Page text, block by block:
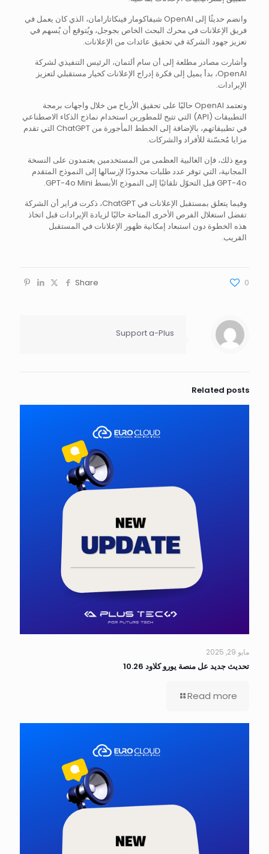
وانضم حديثًا إلى OpenAI شيفاكومار فينكاتارامان، الذي كان يعمل في
فريق الإعلانات في محرك البحث الخاص بجوجل، ويُتوقع أن يُسهم في
تعزيز جهود الشركة في تحقيق عائدات من الإعلانات.
وأشارت مصادر مطلعة إلى أن سام ألتمان، الرئيس التنفيذي لشركة
OpenAI، بدأ يميل إلى فكرة إدراج الإعلانات كخيار مستقبلي لتعزيز
الإيرادات.
وتعتمد OpenAI حاليًا على تحقيق الأرباح من خلال واجهات برمجة
التطبيقات (API) التي تتيح للمطورين استخدام نماذج الذكاء الاصطناعي
في تطبيقاتهم، بالإضافة إلى الخطط المأجورة من ChatGPT التي تقدم
مزايا مُحسّنة للأفراد والشركات.
ومع ذلك، فإن الغالبية العظمى من المستخدمين يعتمدون على النسخة
المجانية، التي توفر عدد طلبات محدودًا لإرسالها إلى النموذج المتقدم
GPT-4o قبل التحوّل تلقائيًا إلى النموذج الأبسط GPT-4o Mini.
وفيما يتعلق بمستقبل الإعلانات في ChatGPT، ذكرت فراير أن الشركة
تفضل استغلال الفرص الأخرى المتاحة حاليًا لزيادة الإيرادات قبل اتخاذ
هذه الخطوة دون استبعاد إمكانية ظهور الإعلانات في المستقبل
القريب.
Share 0
Support a-Plus
Related posts
مايو 29, 2025
تحديث جديد عل منصة يورو كلاود 10.26
Read more